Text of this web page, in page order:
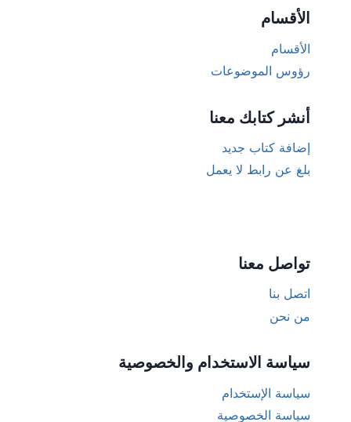
الأقسام
الأقسام
رؤوس الموضوعات
أنشر كتابك معنا
إضافة كتاب جديد
بلغ عن رابط لا يعمل
تواصل معنا
اتصل بنا
من نحن
سياسة الاستخدام والخصوصية
سياسة الإستخدام
سياسة الخصوصية